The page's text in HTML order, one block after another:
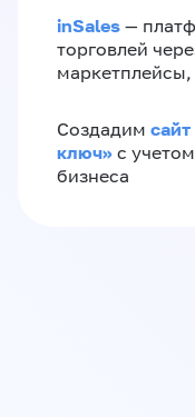
inSales —
торговлей
Создадим
ключ» с
бизнеса